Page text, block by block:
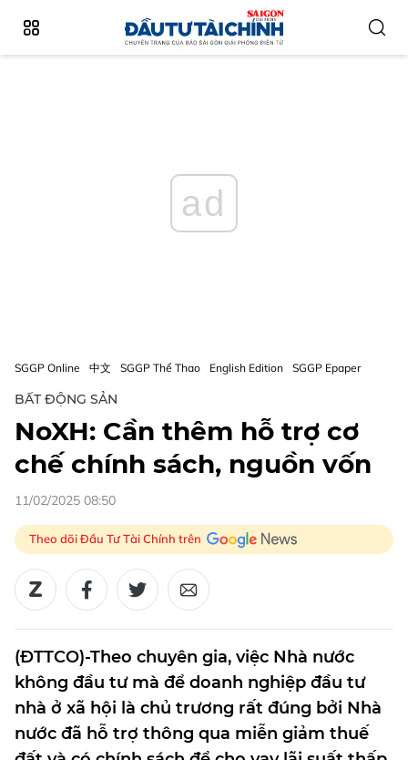
ad
SGGP Online 中文 SGGP Thể Thao English Edition SGGP Epaper
BẤT ĐỘNG SẢN
NoXH: Cần thêm hỗ trợ cơ
chế chính sách, nguồn vốn
11/02/2025 08:50
Theo dõi Đầu Tư Tài Chính trên
(ĐTTCO)-Theo chuyên gia, việc Nhà nước
không đầu tư mà để doanh nghiệp đầu tư
nhà ở xã hội là chủ trương rất đúng bởi Nhà
nước đã hỗ trợ thông qua miễn giảm thuế